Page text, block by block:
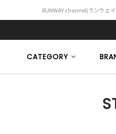
RUNWAY channel(ランウェ
CATEGORY